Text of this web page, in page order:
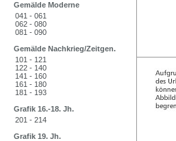
Gemälde Moderne
041 - 061
062 - 080
081 - 090
Gemälde Nachkrieg/Zeitgen.
101 - 121
122 - 140
141 - 160
161 - 180
181 - 193
Grafik 16.-18. Jh.
201 - 214
Grafik 19. Jh.